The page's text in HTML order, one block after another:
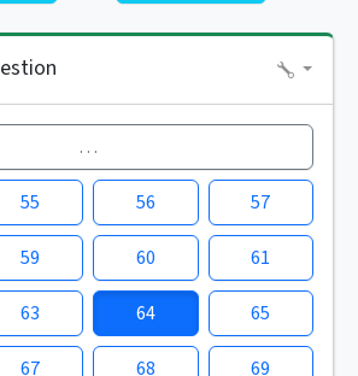
…
55 56 57
59 60 61
63 64 65
67 68 69